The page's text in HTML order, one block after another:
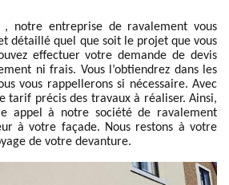
, notre entreprise de ravalement vous
détaillé quel que soit le projet que vous
effectuer votre demande de devis
ni frais. Vous l’obtiendrez dans les
vous rappellerons si nécessaire. Avec
tarif précis des travaux à réaliser. Ainsi,
appel à notre société de ravalement
à votre façade. Nous restons à votre
de votre devanture.